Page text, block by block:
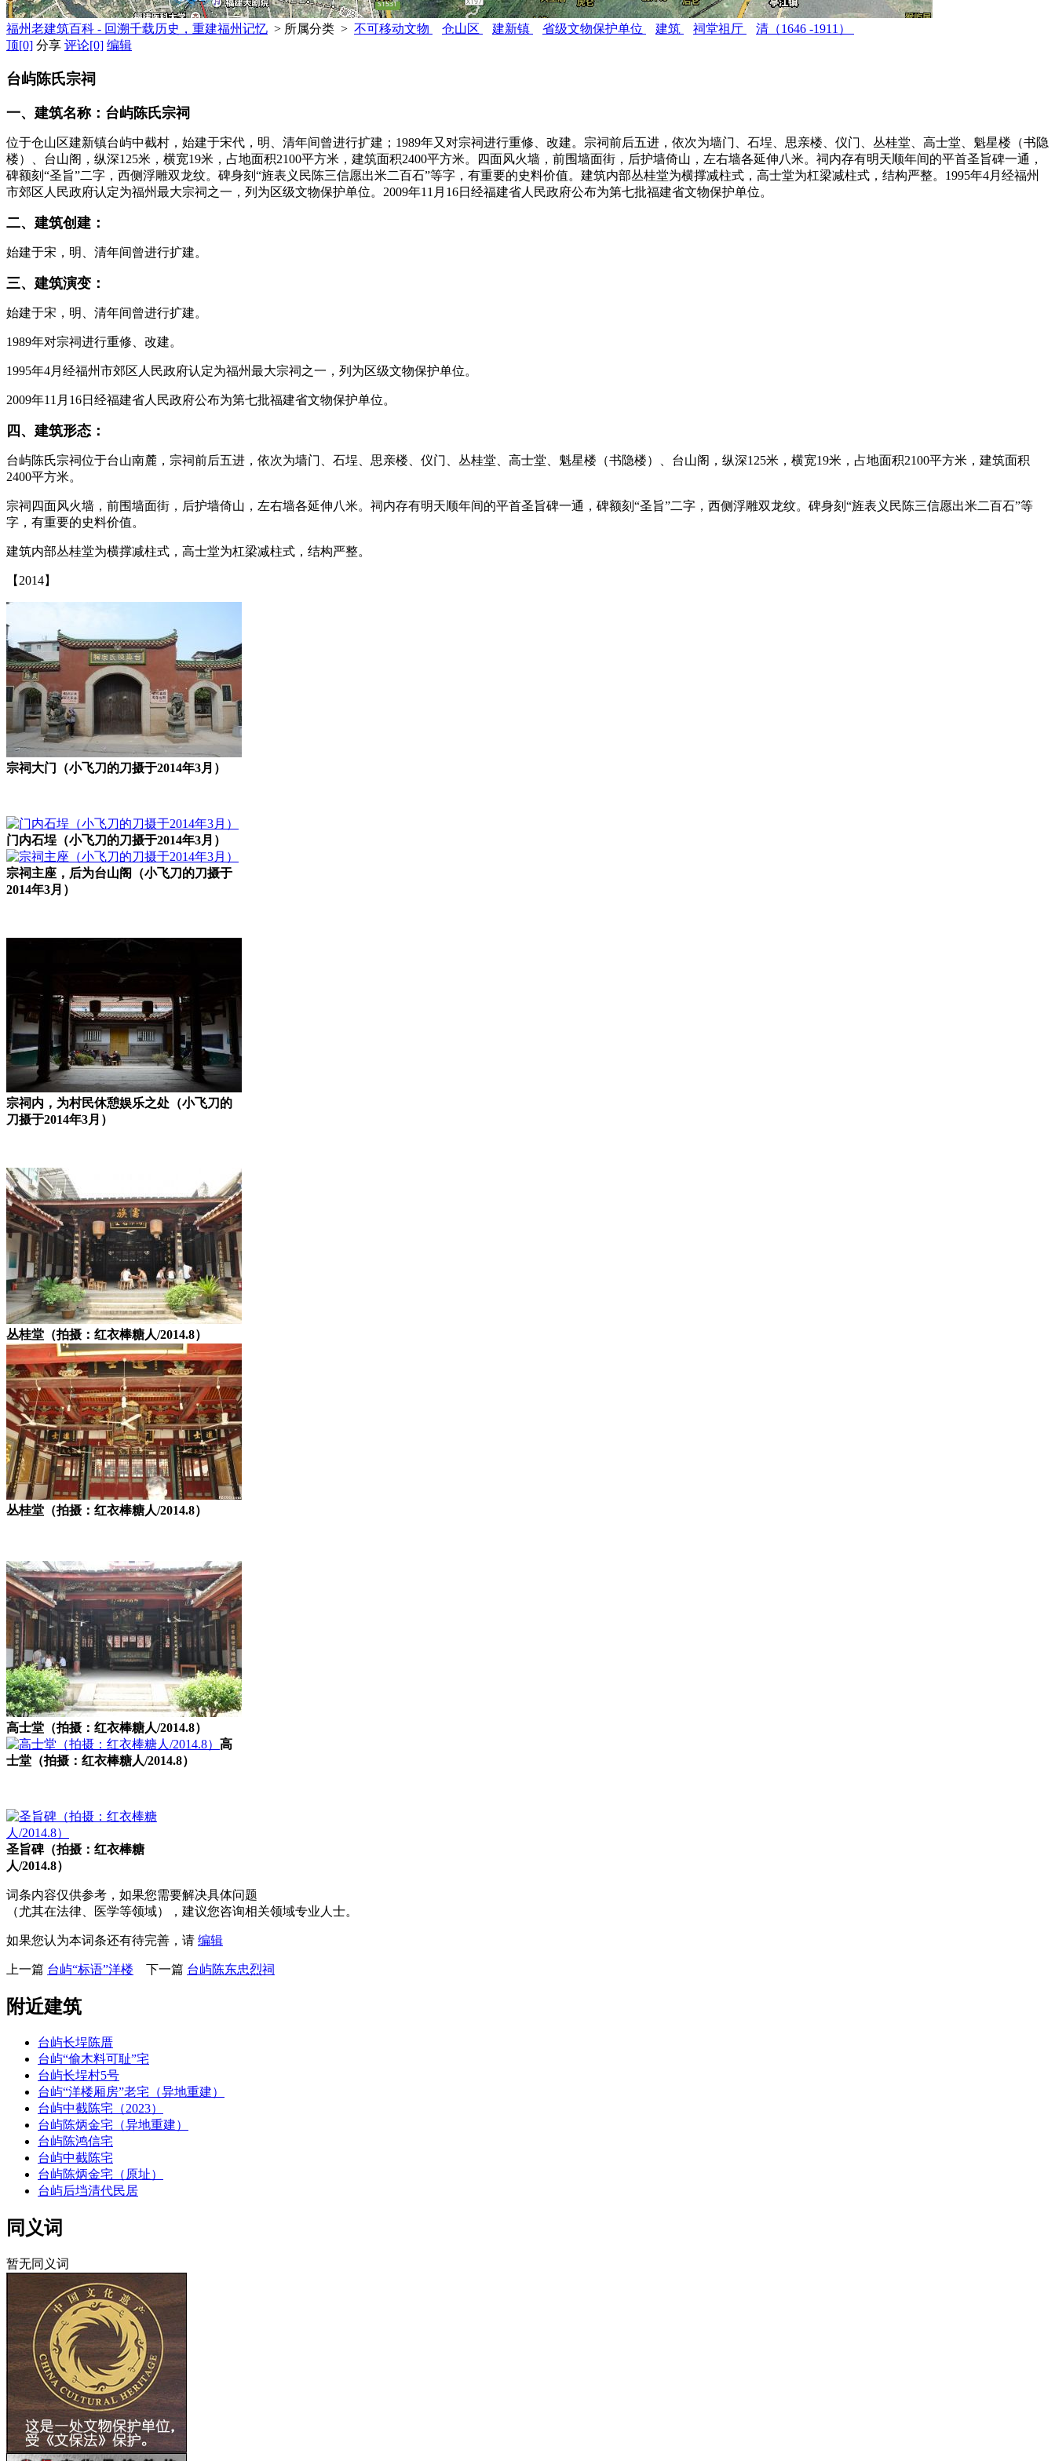
福州老建筑百科 - 回溯千载历史，重建福州记忆 > 所属分类 > 不可移动文物 仓山区 建新镇 省级文物保护单位 建筑 祠堂祖厅
清（1646 -1911）
顶[0] 分享 评论[0] 编辑
台屿陈氏宗祠
一、建筑名称：台屿陈氏宗祠
位于仓山区建新镇台屿中截村，始建于宋代，明、清年间曾进行扩建；1989年又对宗祠进行重修、改建。宗祠前后五进，依次为墙门、石埕、思亲楼、仪门、丛桂堂、高士堂、魁星楼（书隐
楼）、台山阁，纵深125米，横宽19米，占地面积2100平方米，建筑面积2400平方米。四面风火墙，前围墙面街，后护墙倚山，左右墙各延伸八米。祠内存有明天顺年间的平首圣旨碑一通，
碑额刻“圣旨”二字，西侧浮雕双龙纹。碑身刻“旌表义民陈三信愿出米二百石”等字，有重要的史料价值。建筑内部丛桂堂为横撑减柱式，高士堂为杠梁减柱式，结构严整。1995年4月经福州
市郊区人民政府认定为福州最大宗祠之一，列为区级文物保护单位。2009年11月16日经福建省人民政府公布为第七批福建省文物保护单位。
二、建筑创建：
始建于宋，明、清年间曾进行扩建。
三、建筑演变：
始建于宋，明、清年间曾进行扩建。
1989年对宗祠进行重修、改建。
1995年4月经福州市郊区人民政府认定为福州最大宗祠之一，列为区级文物保护单位。
2009年11月16日经福建省人民政府公布为第七批福建省文物保护单位。
四、建筑形态：
台屿陈氏宗祠位于台山南麓，宗祠前后五进，依次为墙门、石埕、思亲楼、仪门、丛桂堂、高士堂、魁星楼（书隐楼）、台山阁，纵深125米，横宽19米，占地面积2100平方米，建筑面积
2400平方米。
宗祠四面风火墙，前围墙面街，后护墙倚山，左右墙各延伸八米。祠内存有明天顺年间的平首圣旨碑一通，碑额刻“圣旨”二字，西侧浮雕双龙纹。碑身刻“旌表义民陈三信愿出米二百石”等
字，有重要的史料价值。
建筑内部丛桂堂为横撑减柱式，高士堂为杠梁减柱式，结构严整。
【2014】
宗祠大门（小飞刀的刀摄于2014年3月）
门内石埕（小飞刀的刀摄于2014年3月）
宗祠主座，后为台山阁（小飞刀的刀摄于
2014年3月）
宗祠内，为村民休憩娱乐之处（小飞刀的
刀摄于2014年3月）
丛桂堂（拍摄：红衣棒糖人/2014.8）
丛桂堂（拍摄：红衣棒糖人/2014.8）
高士堂（拍摄：红衣棒糖人/2014.8）
高
士堂（拍摄：红衣棒糖人/2014.8）
圣旨碑（拍摄：红衣棒糖
人/2014.8）
词条内容仅供参考，如果您需要解决具体问题
（尤其在法律、医学等领域），建议您咨询相关领域专业人士。
如果您认为本词条还有待完善，请 编辑
上一篇 台屿“标语”洋楼 下一篇 台屿陈东忠烈祠
附近建筑
台屿长埕陈厝
台屿“偷木料可耻”宅
台屿长埕村5号
台屿“洋楼厢房”老宅（异地重建）
台屿中截陈宅（2023）
台屿陈炳金宅（异地重建）
台屿陈鸿信宅
台屿中截陈宅
台屿陈炳金宅（原址）
台屿后垱清代民居
同义词
暂无同义词